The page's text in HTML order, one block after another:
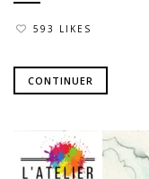
593 LIKES
CONTINUER